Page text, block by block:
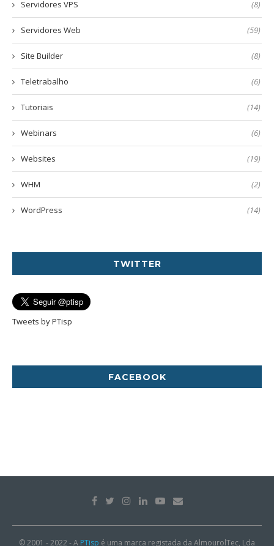
Servidores VPS (8)
Servidores Web (59)
Site Builder (8)
Teletrabalho (6)
Tutoriais (14)
Webinars (6)
Websites (19)
WHM (2)
WordPress (14)
TWITTER
Tweets by PTisp
FACEBOOK
© 2001 - 2022 - A PTisp é uma marca registada da AlmourolTec, Lda